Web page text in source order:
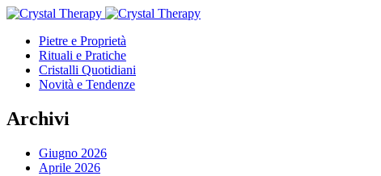
Pietre e Proprietà
Rituali e Pratiche
Cristalli Quotidiani
Novità e Tendenze
Archivi
Giugno 2026
Aprile 2026